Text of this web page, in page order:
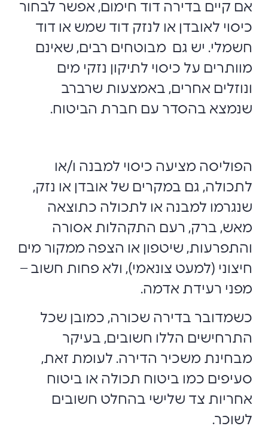
אם קיים בדירה דוד חימום, אפשר לבחור
כיסוי לאובדן או לנזק דוד שמש או דוד
חשמלי. יש גם מבוטחים רבים, שאינם
מוותרים על כיסוי לתיקון נזקי מים
ונוזלים אחרים, באמצעות שרברב
שנמצא בהסדר עם חברת הביטוח.
הפוליסה מציעה כיסוי למבנה ו/או
לתכולה, גם במקרים של אובדן או נזק,
שנגרמו למבנה או לתכולה כתוצאה
מאש, ברק, רעם התקהלות אסורה
והתפרעות, שיטפון או הצפה ממקור מים
חיצוני (למעט צונאמי), ולא פחות חשוב –
מפני רעידת אדמה.
כשמדובר בדירה שכורה, כמובן שכל
התרחישים הללו חשובים, בעיקר
מבחינת משכיר הדירה. לעומת זאת,
סעיפים כמו ביטוח תכולה או ביטוח
אחריות צד שלישי בהחלט חשובים
לשוכר.